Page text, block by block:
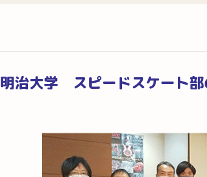
明治大学 スピードスケート部